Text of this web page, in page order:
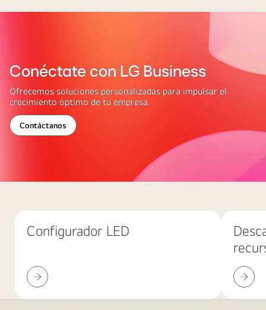
abstracto
gradiente
rosa
Conéctate con LG Business
Ofrecemos soluciones personalizadas para impulsar el
crecimiento óptimo de tu empresa.
Conéctate
con
Contáctanos
Configurador LED
Configurador
LED
de